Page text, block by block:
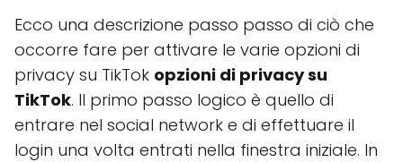
Ecco una descrizione passo passo di ciò che
occorre fare per attivare le varie opzioni di
privacy su TikTok opzioni di privacy su
TikTok. Il primo passo logico è quello di
entrare nel social network e di effettuare il
login una volta entrati nella finestra iniziale. In